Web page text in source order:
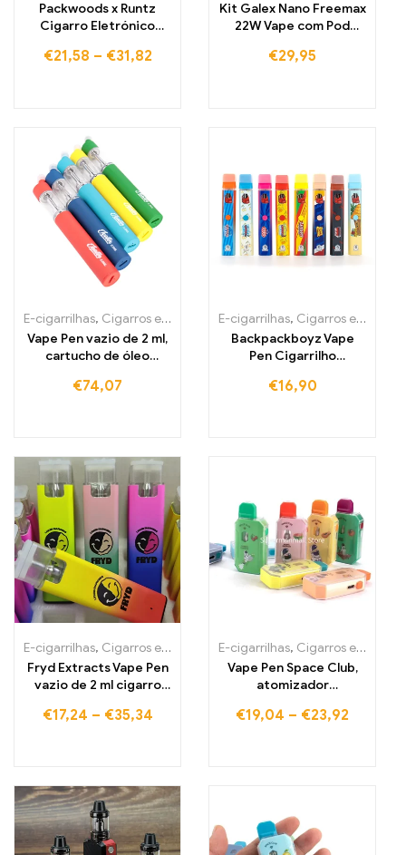
Packwoods x Runtz
Cigarro Eletrónico
Cigarro Eletrónico
€21,58 – €31,82
Kit Galex Nano Freemax
22W Vape com Pod
€29,95
E-cigarrilhas, Cigarros eletrónicos descartáveis Portugal ,
Vape Pen vazio de 2 ml,
cartucho de óleo
mAh, vaporizador de
€74,07
E-cigarrilhas, Cigarros eletrónicos descartáveis Portugal
Backpackboyz Vape
Pen Cigarrilho
cerâmica vazio
€16,90
E-cigarrilhas, Cigarros eletrónicos descartáveis Portugal ,
Fryd Extracts Vape Pen
vazio de 2 ml cigarro
recarregável
€17,24 – €35,34
E-cigarrilhas, Cigarros eletrónicos descartáveis Portugal
Vape Pen Space Club,
atomizador
€19,04 – €23,92